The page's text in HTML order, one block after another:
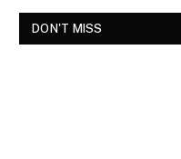
DON'T MISS